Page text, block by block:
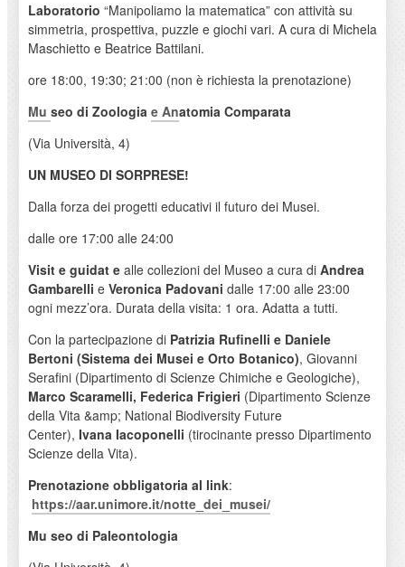
Laboratorio “Manipoliamo la matematica” con attività su
simmetria, prospettiva, puzzle e giochi vari. A cura di Michela
Maschietto e Beatrice Battilani.
ore 18:00, 19:30; 21:00 (non è richiesta la prenotazione)
Mu seo di Zoologia e Anatomia Comparata
(Via Università, 4)
UN MUSEO DI SORPRESE!
Dalla forza dei progetti educativi il futuro dei Musei.
dalle ore 17:00 alle 24:00
Visit e guidat ealle collezioni del Museo a cura di Andrea
Gambarelli e Veronica Padovani dalle 17:00 alle 23:00
ogni mezz’ora. Durata della visita: 1 ora. Adatta a tutti.
Con la partecipazione di Patrizia Rufinelli e Daniele
Bertoni (Sistema dei Musei e Orto Botanico), Giovanni
Serafini (Dipartimento di Scienze Chimiche e Geologiche),
Marco Scaramelli, Federica Frigieri (Dipartimento Scienze
della Vita &amp; National Biodiversity Future
Center), Ivana Iacoponelli (tirocinante presso Dipartimento
Scienze della Vita).
Prenotazione obbligatoria al link:
https://aar.unimore.it/notte_dei_musei/
Mu seo di Paleontologia